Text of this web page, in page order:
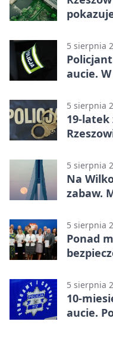
5 sierpnia
aucie.
5 sierpnia
19-latek
5 sierpnia
Na
zabaw.
5 sierpnia
Ponad
5 sierpnia
10-
aucie.